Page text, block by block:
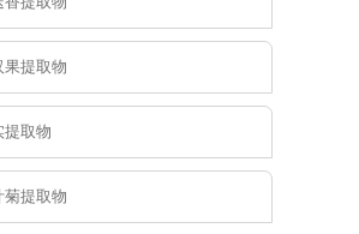
果提取物
提取物
菊提取物